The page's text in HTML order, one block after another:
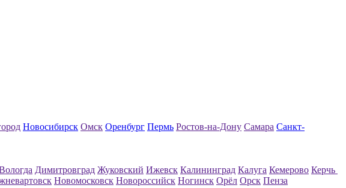
Новосибирск Омск Оренбург Пермь Ростов-на-Дону Самара Санкт-
Димитровград Жуковский Ижевск Калининград Калуга Кемерово Керчь
Новомосковск Новороссийск Ногинск Орёл Орск Пенза